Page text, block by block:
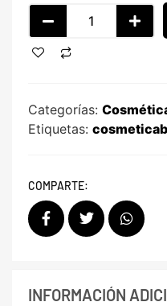
Categorías:
Etiquetas:
COMPARTE:
INFORMACIÓN